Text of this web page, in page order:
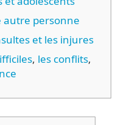
autre personne
et les injures
, les conflits,